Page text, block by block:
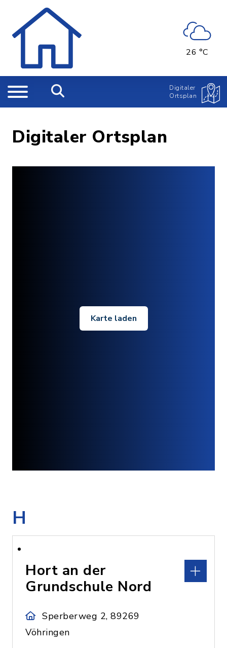
26 °C
Digitaler
Ortsplan
Digitaler Ortsplan
Karte laden
H
Hort an der
Grundschule Nord
Sperberweg 2, 89269
Vöhringen